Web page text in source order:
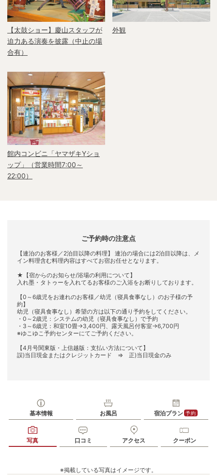
【太鼓ショー】慶山スタッフが
迫力ある演奏を披露（中止の場
合有）
外観
館内コンビニ「ヤマザキYショ
ップ」（営業時間7:00～
22:00）
ご予約時の注意点
【連泊のお客様／2泊目以降の料理】 連泊の場合には2泊目以降は、メ
イン料理含む料理内容はすべてお宿お任せとなります。
★【宿からのお知らせ/浴場の利用について】
入れ墨・タトゥーを入れてるお客様のご入浴をお断りしております。
【0～6歳児をお連れのお客様／幼児（寝具食事なし）のお子様の予
約】
幼児（寝具食事なし）希望の方は以下の通り予約をしてください。
・0～2歳児：システムの幼児（寝具食事なし）で予約
・3～6歳児：和室10畳→3,400円、露天風呂付客室→6,700円
※ゆこゆこ予約センターにてご予約ください。
【4月号関東版・上信越版：支払い方法について】
誤)当日現金またはクレジットカード ⇒ 正)当日現金のみ
基本情報 お風呂 宿泊プラン 予約
写真 口コミ アクセス クーポン
※掲載している写真はイメージです。